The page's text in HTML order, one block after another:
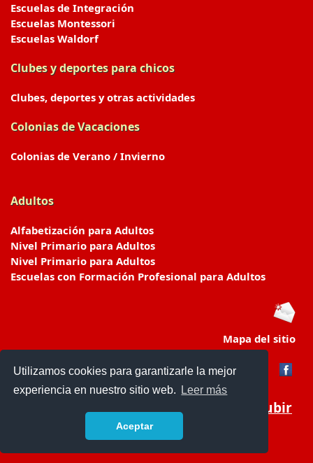
Utilizamos cookies para garantizarle la mejor
experiencia en nuestro sitio web.
Leer más
Aceptar
Escuelas de Integración
Escuelas Montessori
Escuelas Waldorf
Clubes y deportes para chicos
Clubes, deportes y otras actividades
Colonias de Vacaciones
Colonias de Verano / Invierno
Adultos
Alfabetización para Adultos
Nivel Primario para Adultos
Nivel Primario para Adultos
Escuelas con Formación Profesional para Adultos
Mapa del sitio
Subir